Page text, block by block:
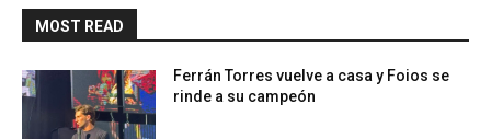
MOST READ
Ferrán Torres vuelve a casa y Foios se
rinde a su campeón